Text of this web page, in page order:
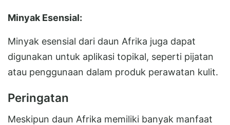
Minyak Esensial:
Minyak esensial dari daun Afrika juga dapat
digunakan untuk aplikasi topikal, seperti pijatan
atau penggunaan dalam produk perawatan kulit.
Peringatan
Meskipun daun Afrika memiliki banyak manfaat